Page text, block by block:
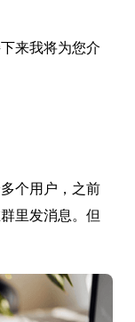
来我将为您介
个用户，之前
里发消息。但